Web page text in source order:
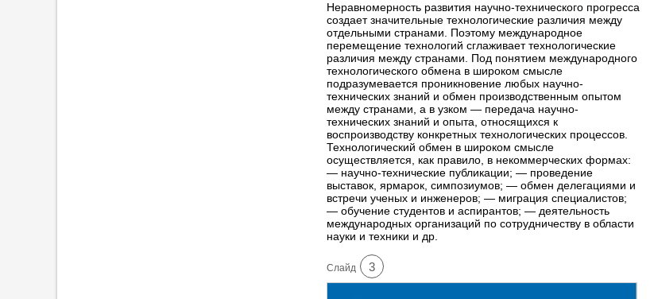
Неравномерность развития научно-технического прогресса
создает значительные технологические различия между
отдельными странами. Поэтому международное
перемещение технологий сглаживает технологические
различия между странами. Под понятием международного
технологического обмена в широком смысле
подразумевается проникновение любых научно-
технических знаний и обмен производственным опытом
между странами, а в узком — передача научно-
технических знаний и опыта, относящихся к
воспроизводству конкретных технологических процессов.
Технологический обмен в широком смысле
осуществляется, как правило, в некоммерческих формах:
— научно-технические публикации; — проведение
выставок, ярмарок, симпозиумов; — обмен делегациями и
встречи ученых и инженеров; — миграция специалистов;
— обучение студентов и аспирантов; — деятельность
международных организаций по сотрудничеству в области
науки и техники и др.
Cлайд 3